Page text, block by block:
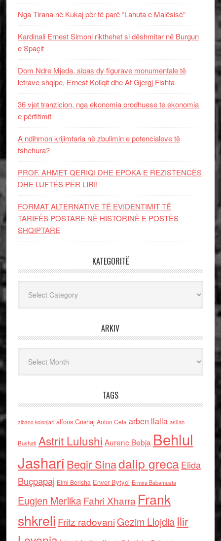
Nga Tirana në Kukaj për të parë “Lahuta e Malësisë”
Kardinali Ernest Simoni rikthehet si dëshmitar në Burgun
e Spaçit
Dom Ndre Mjeda, sipas dy figurave monumentale të
letrave shqipe, Ernest Koliqit dhe At Gjergj Fishta
36 vjet tranzicion, nga ekonomia prodhuese te ekonomia
e përfitimit
A ndihmon krijimtaria në zbulimin e potencialeve të
fshehura?
PROF. AHMET QERIQI DHE EPOKA E REZISTENCЁS
DHE LUFTЁS PЁR LIRI!
FORMAT ALTERNATIVE TË EVIDENTIMIT TË
TARIFËS POSTARE NË HISTORINË E POSTËS
SHQIPTARE
KATEGORITË
ARKIV
TAGS
albano kolonjari alfons Grishaj Anton Cefa arben llalla asllan
Bushati Astrit Lulushi Aurenc Bebja Behlul
Jashari Beqir Sinadalip grecaElida
Buçpapaj Elmi Berisha Enver Bytyci Ermira Babamusta
Eugjen MerlikaFahri Xharra Frank
shkreli Fritz radovaniGezim Llojdia Ilir